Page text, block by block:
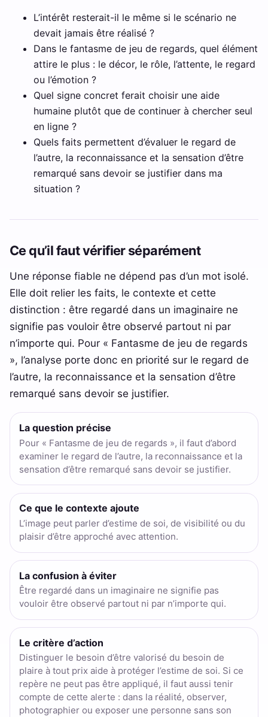
L’intérêt resterait-il le même si le scénario ne
devait jamais être réalisé ?
Dans le fantasme de jeu de regards, quel élément
attire le plus : le décor, le rôle, l’attente, le regard
ou l’émotion ?
Quel signe concret ferait choisir une aide
humaine plutôt que de continuer à chercher seul
en ligne ?
Quels faits permettent d’évaluer le regard de
l’autre, la reconnaissance et la sensation d’être
remarqué sans devoir se justifier dans ma
situation ?
Ce qu’il faut vérifier séparément
Une réponse fiable ne dépend pas d’un mot isolé.
Elle doit relier les faits, le contexte et cette
distinction : être regardé dans un imaginaire ne
signifie pas vouloir être observé partout ni par
n’importe qui. Pour « Fantasme de jeu de regards
», l’analyse porte donc en priorité sur le regard de
l’autre, la reconnaissance et la sensation d’être
remarqué sans devoir se justifier.
La question précise
Pour « Fantasme de jeu de regards », il faut d’abord
examiner le regard de l’autre, la reconnaissance et la
sensation d’être remarqué sans devoir se justifier.
Ce que le contexte ajoute
L’image peut parler d’estime de soi, de visibilité ou du
plaisir d’être approché avec attention.
La confusion à éviter
Être regardé dans un imaginaire ne signifie pas
vouloir être observé partout ni par n’importe qui.
Le critère d’action
Distinguer le besoin d’être valorisé du besoin de
plaire à tout prix aide à protéger l’estime de soi. Si ce
repère ne peut pas être appliqué, il faut aussi tenir
compte de cette alerte : dans la réalité, observer,
photographier ou exposer une personne sans son